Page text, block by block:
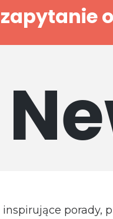
inspirujące porady,